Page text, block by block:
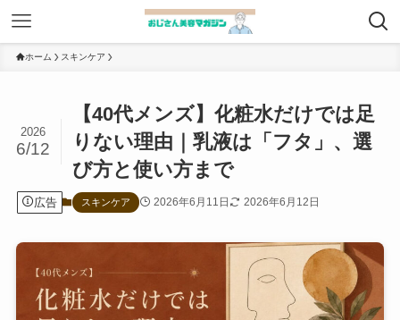
ホーム スキンケア
【40代メンズ】化粧水だけでは足
りない理由｜乳液は「フタ」、選
び方と使い方まで
2026
6/12
広告 スキンケア 2026年6月11日 2026年6月12日